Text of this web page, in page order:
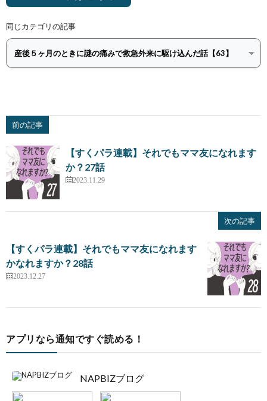
同じカテゴリの記事
前の記事
【すくパラ連載】それでもママ友になれます
か？27話
2023.11.29
次の記事
【すくパラ連載】それでもママ友になれます
かなれますか？28話
2023.12.27
アプリなら通知ですぐ読める！
NAPBIZブログ